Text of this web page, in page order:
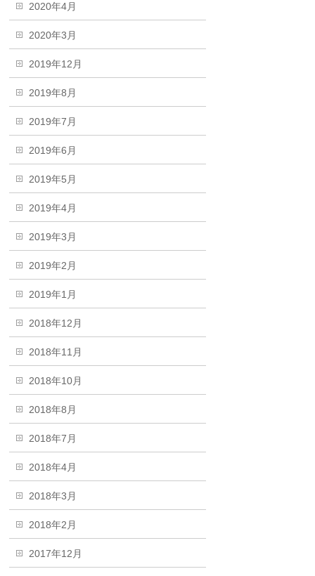
2020年4月
2020年3月
2019年12月
2019年8月
2019年7月
2019年6月
2019年5月
2019年4月
2019年3月
2019年2月
2019年1月
2018年12月
2018年11月
2018年10月
2018年8月
2018年7月
2018年4月
2018年3月
2018年2月
2017年12月